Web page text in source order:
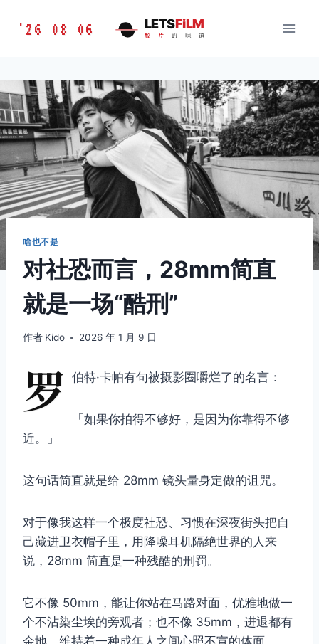
胶
味
道
LETSFILM
'26 08 06 LETSFiLM
胶 片 的 味 道
啥也不是
对社恐而言，28mm简直
就是一场“酷刑”
作者 Kido 2026 年 1 月 9 日
罗 伯特·卡帕有句被摄影圈嚼烂了的名言：
「如果你拍得不够好，是因为你靠得不够
近。」
这句话简直就是给 28mm 镜头量身定做的诅咒。
对于像我这样一个极度社恐、习惯在深夜街头把自
己藏进卫衣帽子里，用降噪耳机隔绝世界的人来
说，28mm 简直是一种残酷的刑罚。
它不像 50mm，能让你站在马路对面，优雅地做一
个不沾染尘埃的旁观者；也不像 35mm，进退都有